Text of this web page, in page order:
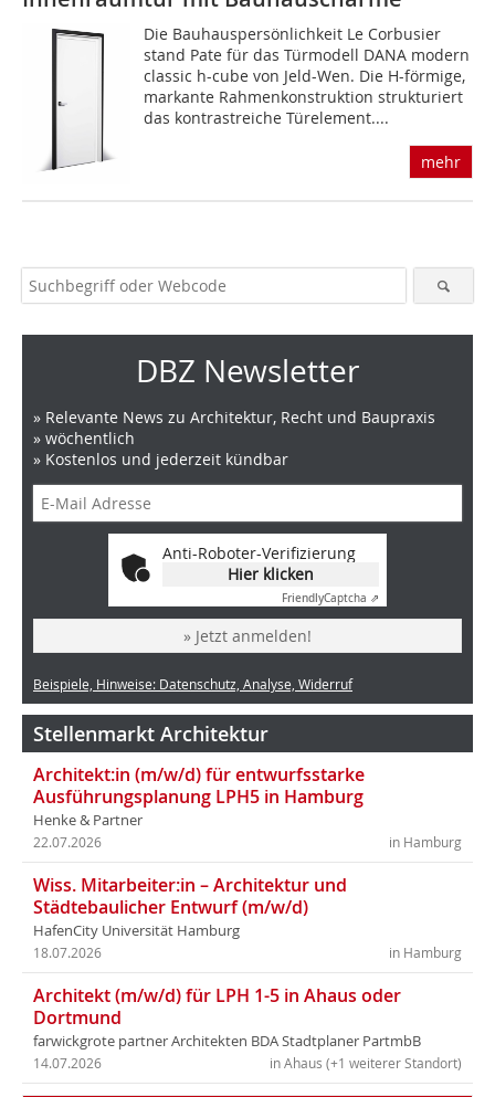
Die Bauhauspersönlichkeit Le Corbusier
stand Pate für das Türmodell DANA modern
classic h-cube von Jeld-Wen. Die H-förmige,
markante Rahmenkonstruktion strukturiert
das kontrastreiche Türelement....
mehr
DBZ Newsletter
» Relevante News zu Architektur, Recht und Baupraxis
» wöchentlich
» Kostenlos und jederzeit kündbar
Anti-Roboter-Verifizierung
Hier klicken
FriendlyCaptcha ⇗
» Jetzt anmelden!
Beispiele, Hinweise: Datenschutz, Analyse, Widerruf
Stellenmarkt Architektur
Architekt:in (m/w/d) für entwurfsstarke
Ausführungsplanung LPH5 in Hamburg
Henke & Partner
in Hamburg
22.07.2026
Wiss. Mitarbeiter:in – Architektur und
Städtebaulicher Entwurf (m/w/d)
HafenCity Universität Hamburg
in Hamburg
18.07.2026
Architekt (m/w/d) für LPH 1-5 in Ahaus oder
Dortmund
farwickgrote partner Architekten BDA Stadtplaner PartmbB
in Ahaus (+1 weiterer Standort)
14.07.2026